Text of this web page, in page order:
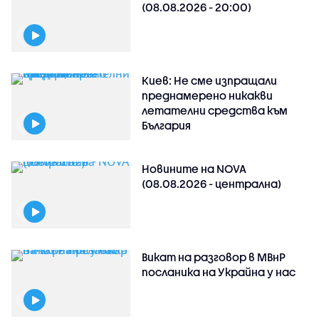
(08.08.2026 - 20:00)
Киев: Не сме изпращали
преднамерено никакви
летателни средства към
България
Новините на NOVA
(08.08.2026 - централна)
Викат на разговор в МВнР
посланика на Украйна у нас